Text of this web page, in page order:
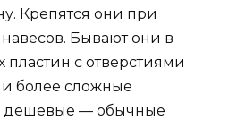
Крепятся они при
Бывают они в
с отверстиями
более сложные
дешевые — обычные